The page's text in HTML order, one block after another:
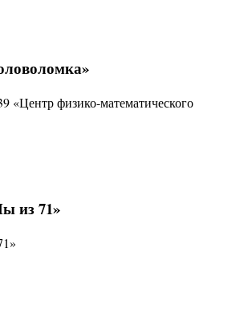
физико-математического
из 71»